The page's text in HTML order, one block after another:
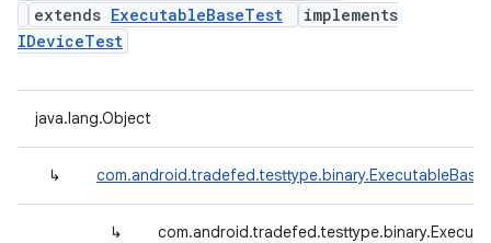
extends ExecutableBaseTest
implements
IDeviceTest
java.lang.Object
↳
↳